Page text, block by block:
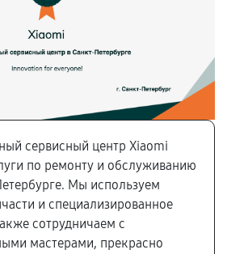
сервисный центр Xiaomi
по ремонту и обслуживанию
Мы используем
и специализированное
сотрудничаем с
мастерами, прекрасно